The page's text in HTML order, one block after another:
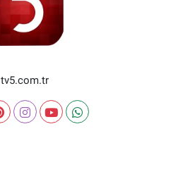
tv5.com.tr